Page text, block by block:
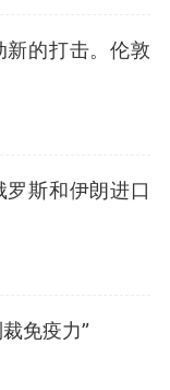
新的打击。伦敦
斯和伊朗进口
免疫力”